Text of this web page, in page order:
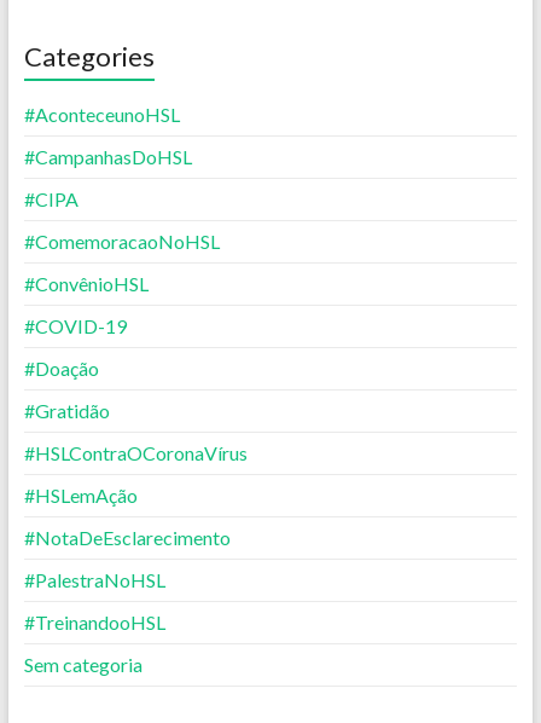
Categories
#AconteceunoHSL
#CampanhasDoHSL
#CIPA
#ComemoracaoNoHSL
#ConvênioHSL
#COVID-19
#Doação
#Gratidão
#HSLContraOCoronaVírus
#HSLemAção
#NotaDeEsclarecimento
#PalestraNoHSL
#TreinandooHSL
Sem categoria